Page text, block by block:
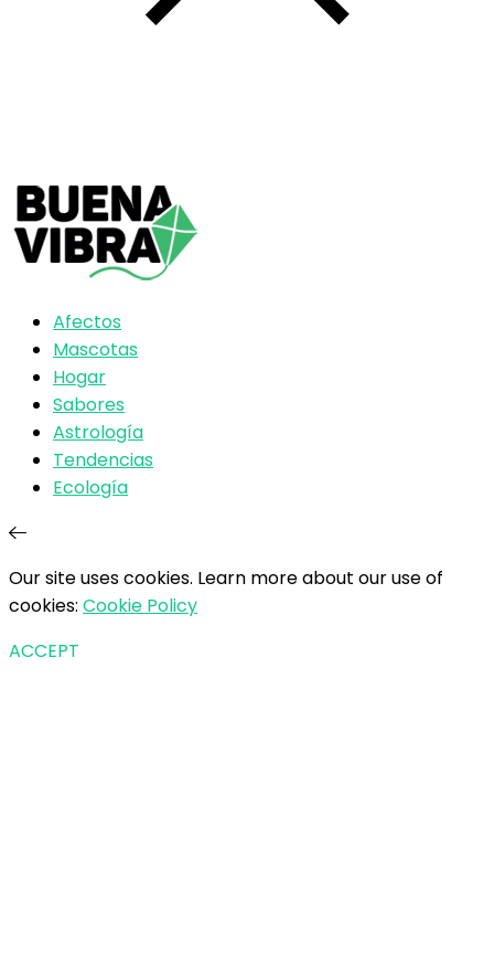
Afectos
Mascotas
Hogar
Sabores
Astrología
Tendencias
Ecología
Our site uses cookies. Learn more about our use of
cookies: Cookie Policy
ACCEPT